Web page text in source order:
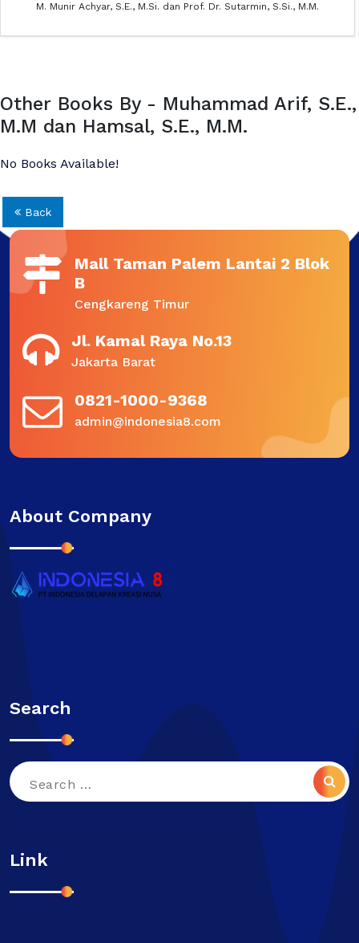
M. Munir Achyar, S.E., M.Si. dan Prof. Dr. Sutarmin, S.Si., M.M.
Other Books By - Muhammad Arif, S.E.,
M.M dan Hamsal, S.E., M.M.
No Books Available!
Back
Mall Taman Palem Lantai 2 Blok
B
Cengkareng Timur
Jl. Kamal Raya No.13
Jakarta Barat
0821-1000-9368
admin@indonesia8.com
About Company
Search
Search
Link